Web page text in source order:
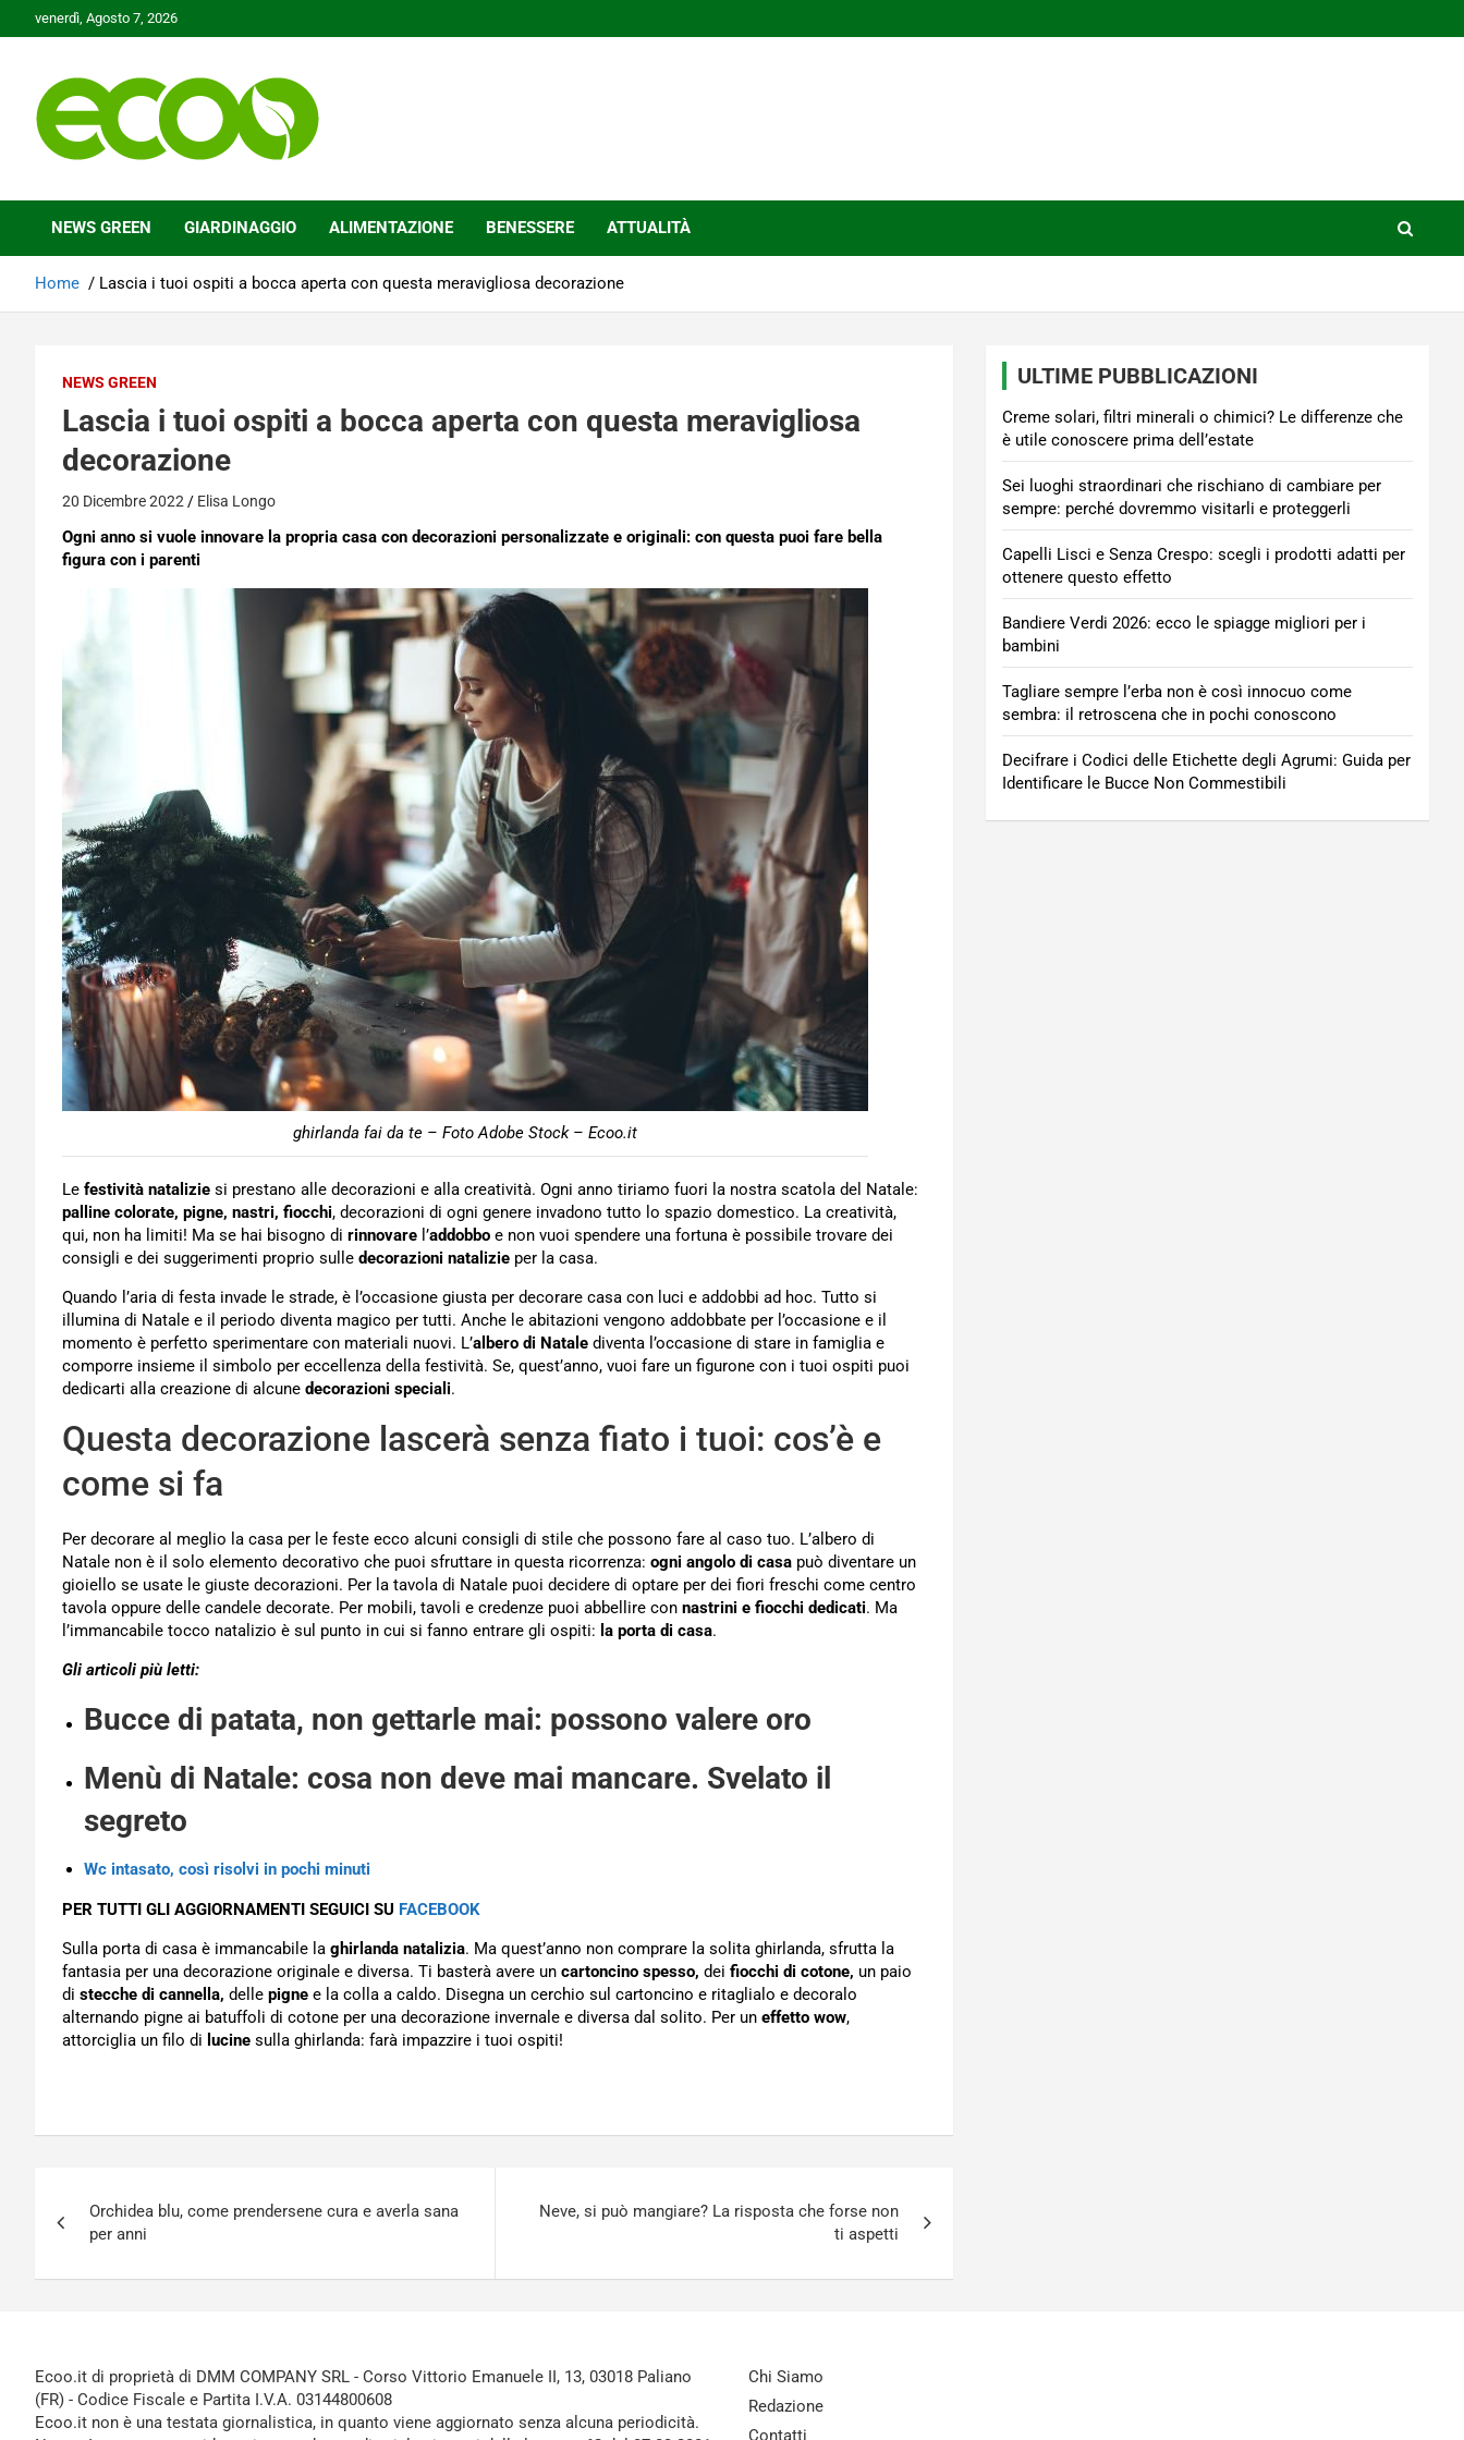
to
venerdì, Agosto 7, 2026
Ecoo.it
NEWS GREEN GIARDINAGGIO ALIMENTAZIONE BENESSERE ATTUALITÀ
Home Lascia i tuoi ospiti a bocca aperta con questa meravigliosa decorazione
NEWS GREEN
Lascia i tuoi ospiti a bocca aperta con questa meravigliosa
decorazione
20 Dicembre 2022 Elisa Longo
Ogni anno si vuole innovare la propria casa con decorazioni personalizzate e originali: con questa puoi fare bella
figura con i parenti
ghirlanda fai da te – Foto Adobe Stock – Ecoo.it
Le festività natalizie si prestano alle decorazioni e alla creatività. Ogni anno tiriamo fuori la nostra scatola del Natale:
palline colorate, pigne, nastri, fiocchi, decorazioni di ogni genere invadono tutto lo spazio domestico. La creatività,
qui, non ha limiti! Ma se hai bisogno di rinnovare l’addobbo e non vuoi spendere una fortuna è possibile trovare dei
consigli e dei suggerimenti proprio sulle decorazioni natalizie per la casa.
Quando l’aria di festa invade le strade, è l’occasione giusta per decorare casa con luci e addobbi ad hoc. Tutto si
illumina di Natale e il periodo diventa magico per tutti. Anche le abitazioni vengono addobbate per l’occasione e il
momento è perfetto sperimentare con materiali nuovi. L’albero di Natale diventa l’occasione di stare in famiglia e
comporre insieme il simbolo per eccellenza della festività. Se, quest’anno, vuoi fare un figurone con i tuoi ospiti puoi
dedicarti alla creazione di alcune decorazioni speciali.
Questa decorazione lascerà senza fiato i tuoi: cos’è e
come si fa
Per decorare al meglio la casa per le feste ecco alcuni consigli di stile che possono fare al caso tuo. L’albero di
Natale non è il solo elemento decorativo che puoi sfruttare in questa ricorrenza: ogni angolo di casa può diventare un
gioiello se usate le giuste decorazioni. Per la tavola di Natale puoi decidere di optare per dei fiori freschi come centro
tavola oppure delle candele decorate. Per mobili, tavoli e credenze puoi abbellire con nastrini e fiocchi dedicati. Ma
l’immancabile tocco natalizio è sul punto in cui si fanno entrare gli ospiti: la porta di casa.
Gli articoli più letti:
Bucce di patata, non gettarle mai: possono valere oro
Menù di Natale: cosa non deve mai mancare. Svelato il
segreto
Wc intasato, così risolvi in pochi minuti
PER TUTTI GLI AGGIORNAMENTI SEGUICI SU FACEBOOK
Sulla porta di casa è immancabile la ghirlanda natalizia. Ma quest’anno non comprare la solita ghirlanda, sfrutta la
fantasia per una decorazione originale e diversa. Ti basterà avere un cartoncino spesso, dei fiocchi di cotone, un paio
di stecche di cannella, delle pigne e la colla a caldo. Disegna un cerchio sul cartoncino e ritaglialo e decoralo
alternando pigne ai batuffoli di cotone per una decorazione invernale e diversa dal solito. Per un effetto wow,
attorciglia un filo di lucine sulla ghirlanda: farà impazzire i tuoi ospiti!
articoli
Orchidea blu, come prendersene cura e averla sana
per anni
Neve, si può mangiare? La risposta che forse non
ti aspetti
ULTIME PUBBLICAZIONI
Creme solari, filtri minerali o chimici? Le differenze che
è utile conoscere prima dell’estate
Sei luoghi straordinari che rischiano di cambiare per
sempre: perché dovremmo visitarli e proteggerli
Capelli Lisci e Senza Crespo: scegli i prodotti adatti per
ottenere questo effetto
Bandiere Verdi 2026: ecco le spiagge migliori per i
bambini
Tagliare sempre l’erba non è così innocuo come
sembra: il retroscena che in pochi conoscono
Decifrare i Codici delle Etichette degli Agrumi: Guida per
Identificare le Bucce Non Commestibili
Ecoo.it di proprietà di DMM COMPANY SRL - Corso Vittorio Emanuele II, 13, 03018 Paliano
(FR) - Codice Fiscale e Partita I.V.A. 03144800608
Ecoo.it non è una testata giornalistica, in quanto viene aggiornato senza alcuna periodicità.
Chi Siamo
Redazione
Contatti